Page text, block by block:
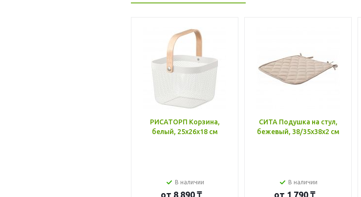
РИСАТОРП Корзина,
белый, 25x26x18 см
В наличии
от 8 890 ₸
СИТА Подушка на стул,
бежевый, 38/35x38x2 см
В наличии
от 1 790 ₸